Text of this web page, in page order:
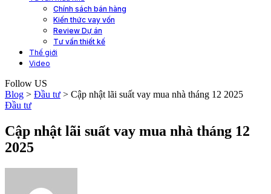
Chính sách bán hàng
Kiến thức vay vốn
Review Dự án
Tư vấn thiết kế
Thế giới
Video
Follow US
Blog > Đầu tư > Cập nhật lãi suất vay mua nhà tháng 12 2025
Đầu tư
Cập nhật lãi suất vay mua nhà tháng 12
2025